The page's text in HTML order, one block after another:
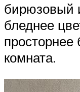
бирюзовый
бледнее
просторнее
комната.